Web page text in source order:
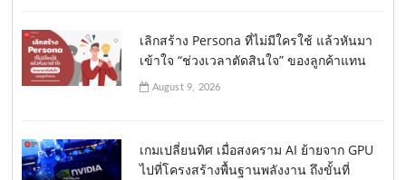
เลิกสร้าง Persona ที่ไม่มีใครใช้ แล้วหันมา
เข้าใจ “ช่วงเวลาตัดสินใจ” ของลูกค้าแทน
August 9, 2026
เกมเปลี่ยนทิศ เมื่อสงคราม AI ย้ายจาก GPU
ไปที่โครงสร้างพื้นฐานพลังงาน ถึงขั้นที่